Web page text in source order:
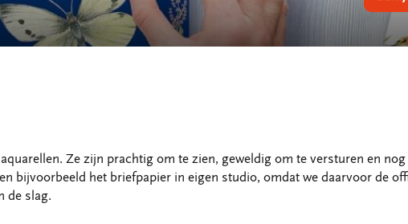
Ze zijn prachtig om te zien, geweldig om te versturen en
bijvoorbeeld het briefpapier in eigen studio, omdat we daarvoor de
de slag.